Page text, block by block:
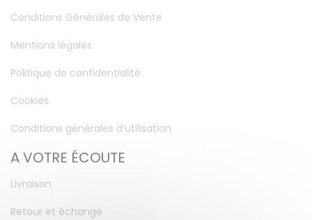
Conditions Générales de Vente
Mentions légales
Politique de confidentialité
Cookies
Conditions générales d’utilisation
A VOTRE ÉCOUTE
Livraison
Retour et échange